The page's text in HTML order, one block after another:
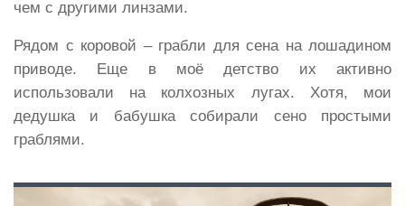
чем с другими линзами.
Рядом с коровой – грабли для сена на лошадином
приводе. Еще в моё детство их активно
использовали на колхозных лугах. Хотя, мои
дедушка и бабушка собирали сено простыми
граблями.